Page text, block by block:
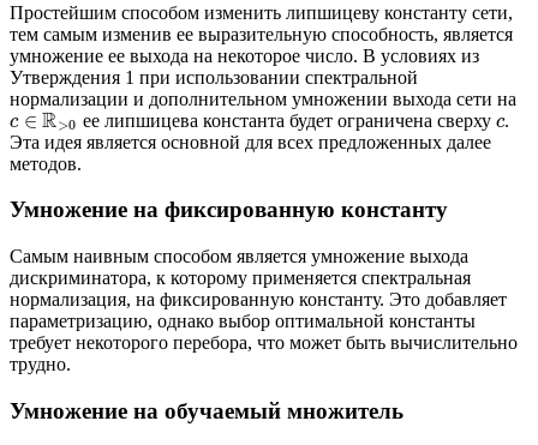
Простейшим способом изменить липшицеву константу сети,
тем самым изменив ее выразительную способность, является
умножение ее выхода на некоторое число. В условиях из
Утверждения 1 при использовании спектральной
нормализации и дополнительном умножении выхода сети на
c ∈ R>0 ее липшицева константа будет ограничена сверху c.
Эта идея является основной для всех предложенных далее
методов.
Умножение на фиксированную константу
Самым наивным способом является умножение выхода
дискриминатора, к которому применяется спектральная
нормализация, на фиксированную константу. Это добавляет
параметризацию, однако выбор оптимальной константы
требует некоторого перебора, что может быть вычислительно
трудно.
Умножение на обучаемый множитель